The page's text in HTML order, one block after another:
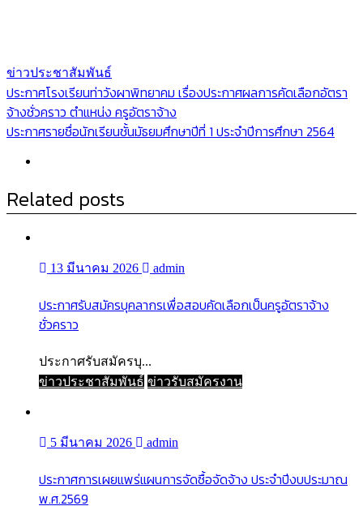
ข่าวประชาสัมพันธ์
แนะแนว
เรื่อง
ประกาศโรงเรียนท่าวังผาพิทยาคม เรื่องประกาศผลการคัดเลือกอัตรา
จ้างชั่วคราว ตำแหน่ง ครูอัตราจ้าง
ประกาศรายชื่อนักเรียนชั้นมัธยมศึกษาปีที่ 1 ประจำปีการศึกษา 2564
Related posts
13 มีนาคม 2026 admin
ประกาศรับสมัครบุคลากรเพื่อสอบคัดเลือกเป็นครูอัตราจ้าง
ชั่วคราว
ประกาศรับสมัครบุ...
ข่าวประชาสัมพันธ์ ข่าวรับสมัครงาน
5 มีนาคม 2026 admin
ประกาศการเผยแพร่แผนการจัดซื้อจัดจ้าง ประจำปีงบประมาณ
พ.ศ.2569